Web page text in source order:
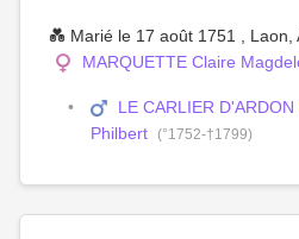
💑 Marié le 17 août 1751 , Laon,
MARQUETTE Claire
LE CARLIER
Philbert (°1752-†1799)